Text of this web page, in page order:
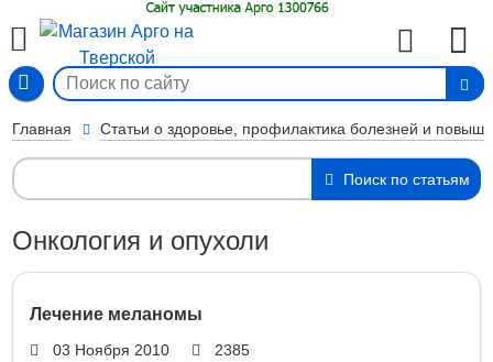
Главная Статьи о здоровье, профилактика болезней и
Поиск по статьям
Онкология и опухоли
Лечение меланомы
03 Ноября 2010 2385